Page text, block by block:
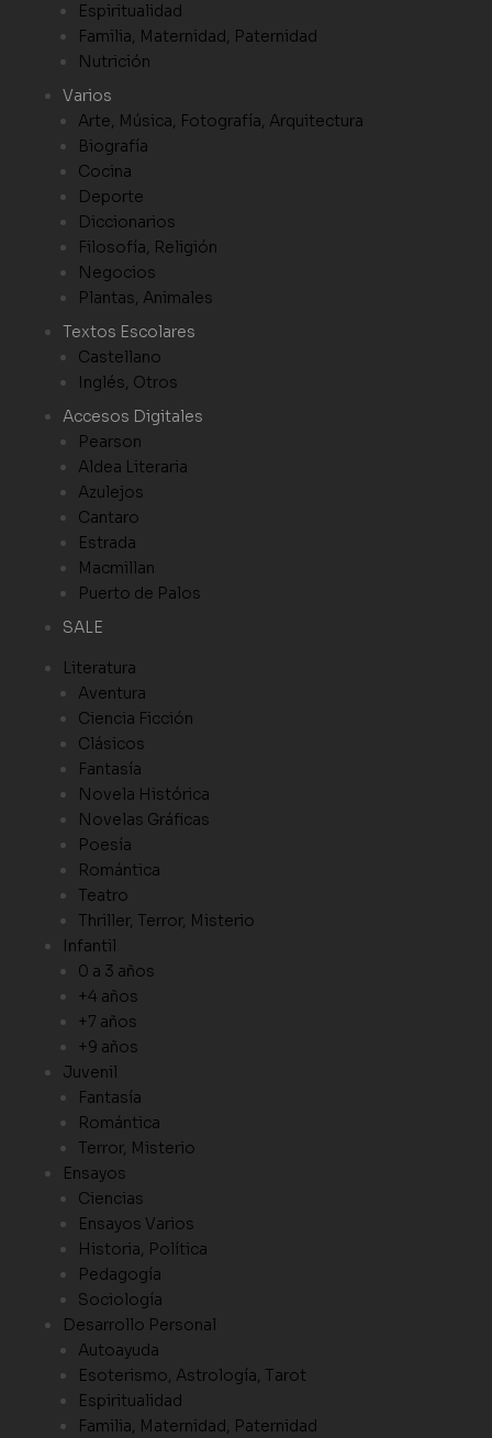
Espiritualidad
Familia, Maternidad, Paternidad
Nutrición
Varios
Arte, Música, Fotografía, Arquitectura
Biografía
Cocina
Deporte
Diccionarios
Filosofía, Religión
Negocios
Plantas, Animales
Textos Escolares
Castellano
Inglés, Otros
Accesos Digitales
Pearson
Aldea Literaria
Azulejos
Cantaro
Estrada
Macmillan
Puerto de Palos
SALE
Literatura
Aventura
Ciencia Ficción
Clásicos
Fantasía
Novela Histórica
Novelas Gráficas
Poesía
Romántica
Teatro
Thriller, Terror, Misterio
Infantil
0 a 3 años
+4 años
+7 años
+9 años
Juvenil
Fantasía
Romántica
Terror, Misterio
Ensayos
Ciencias
Ensayos Varios
Historia, Política
Pedagogía
Sociología
Desarrollo Personal
Autoayuda
Esoterismo, Astrología, Tarot
Espiritualidad
Familia, Maternidad, Paternidad